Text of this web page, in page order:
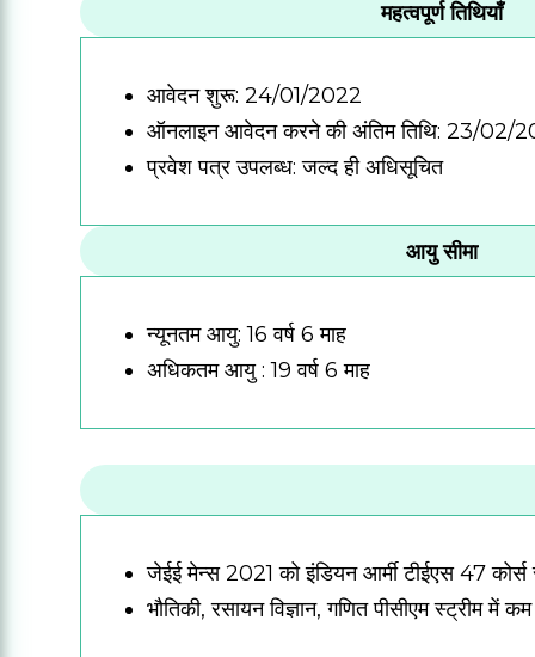
महत्वपूर्ण तिथियाँ
आवेदन शुरू: 24/01/2022
ऑनलाइन आवेदन करने की अंतिम तिथि: 23/02/
प्रवेश पत्र उपलब्ध: जल्द ही अधिसूचित
आयु सीमा
न्यूनतम आयु: 16 वर्ष 6 माह
अधिकतम आयु : 19 वर्ष 6 माह
जेईई मेन्स 2021 को इंडियन आर्मी टीईएस 47 कोर्स
भौतिकी, रसायन विज्ञान, गणित पीसीएम स्ट्रीम